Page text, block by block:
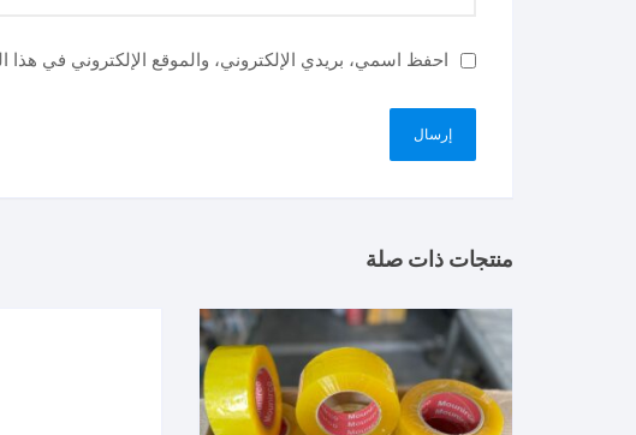
احفظ اسمي، بريدي الإلكتروني، والموقع الإلكتروني في هذا
منتجات ذات صلة